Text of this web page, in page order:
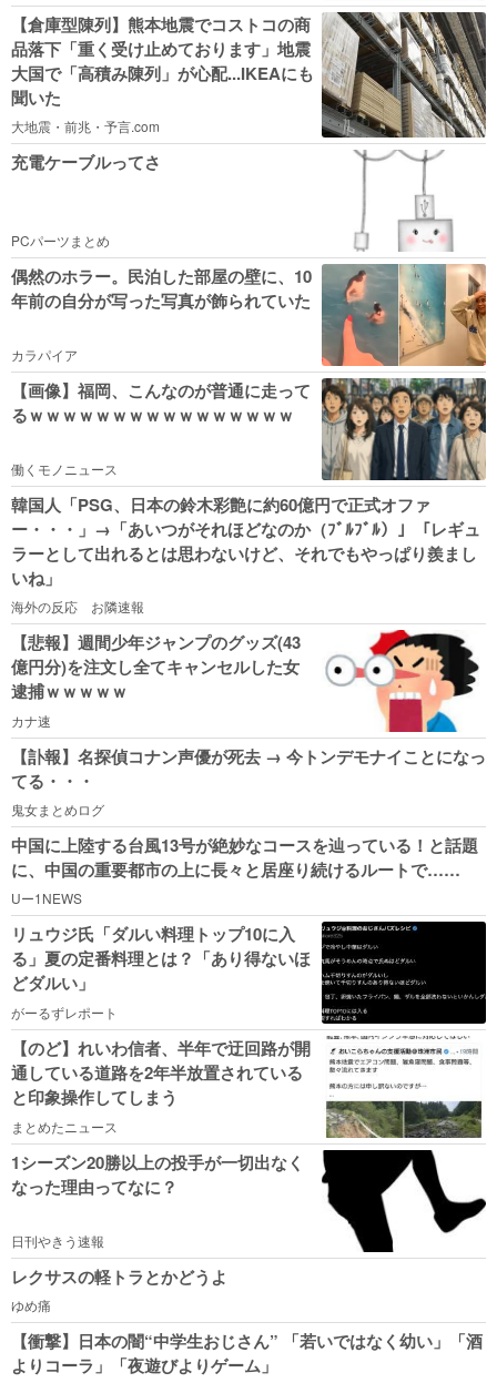
【倉庫型陳列】熊本地震でコストコの商
品落下「重く受け止めております」地震
大国で「高積み陳列」が心配...IKEAにも
聞いた
大地震・前兆・予言.com
充電ケーブルってさ
PCパーツまとめ
偶然のホラー。民泊した部屋の壁に、10
年前の自分が写った写真が飾られていた
カラパイア
【画像】福岡、こんなのが普通に走って
るｗｗｗｗｗｗｗｗｗｗｗｗｗｗｗｗ
働くモノニュース
韓国人「PSG、日本の鈴木彩艶に約60億円で正式オファ
ー・・・」→「あいつがそれほどなのか（ﾌﾞﾙﾌﾞﾙ）」「レギュ
ラーとして出れるとは思わないけど、それでもやっぱり羨まし
いね」
海外の反応 お隣速報
【悲報】週間少年ジャンプのグッズ(43
億円分)を注文し全てキャンセルした女
逮捕ｗｗｗｗｗ
カナ速
【訃報】名探偵コナン声優が死去 → 今トンデモナイことになっ
てる・・・
鬼女まとめログ
中国に上陸する台風13号が絶妙なコースを辿っている！と話題
に、中国の重要都市の上に長々と居座り続けるルートで……
Uー1NEWS
リュウジ氏「ダルい料理トップ10に入
る」夏の定番料理とは？「あり得ないほ
どダルい」
がーるずレポート
【のど】れいわ信者、半年で迂回路が開
通している道路を2年半放置されている
と印象操作してしまう
まとめたニュース
1シーズン20勝以上の投手が一切出なく
なった理由ってなに？
日刊やきう速報
レクサスの軽トラとかどうよ
ゆめ痛
【衝撃】日本の闇“中学生おじさん” 「若いではなく幼い」「酒
よりコーラ」「夜遊びよりゲーム」